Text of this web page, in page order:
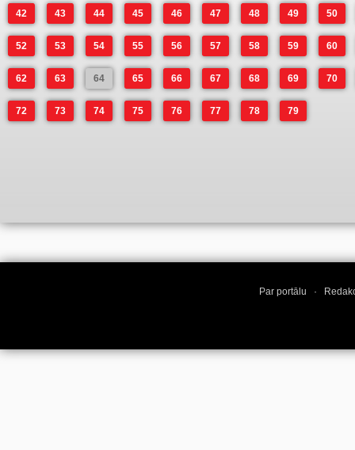
42 43 44 45 46 47 48 49 50
52 53 54 55 56 57 58 59 60
62 63 64 65 66 67 68 69 70
72 73 74 75 76 77 78 79
Par portālu ·